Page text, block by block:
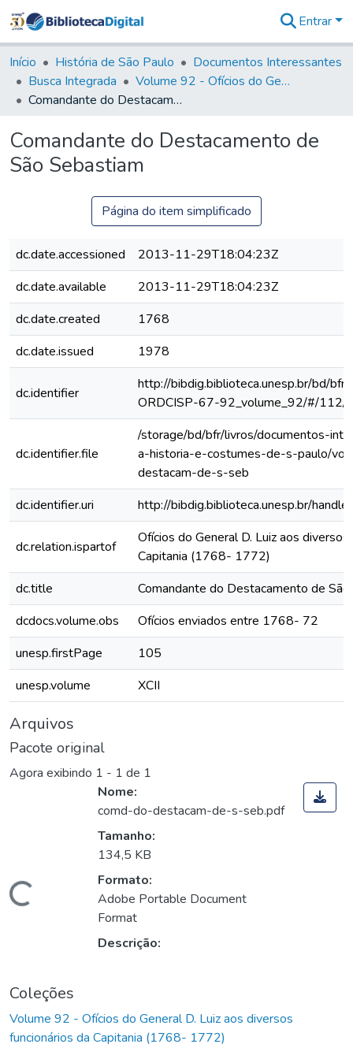
&
Coleções
Tudo na
Biblioteca
Estatísticas
Entrar
Início História de São Paulo
Documentos Interessantes
Busca Integrada
Volume 92 - Ofícios do General D. Luiz aos diversos funcionários da Capitania (1768- 1772)
Comandante do Destacamento de São Sebastiam
Comandante do Destacamento de
São Sebastiam
Página do item simplificado
dc.date.accessioned
2013-11-29T18:04:23Z
dc.date.available
2013-11-29T18:04:23Z
dc.date.created
1768
dc.date.issued
1978
dc.identifier
http://bibdig.biblioteca.unesp.br/bd/
ORDCISP-67-92_volume_92/#/112/
dc.identifier.file
/storage/bd/bfr/livros/documentos-
a-historia-e-costumes-de-s-paulo/
destacam-de-s-seb
dc.identifier.uri
http://bibdig.biblioteca.unesp.br/
dc.relation.ispartof
Ofícios do General D. Luiz aos diversos
Capitania (1768- 1772)
dc.title
Comandante do Destacamento de
dcdocs.volume.obs
Ofícios enviados entre 1768- 72
unesp.firstPage
105
unesp.volume
XCII
Arquivos
Pacote original
Agora exibindo 1 - 1 de 1
Carregando...
Nome:
comd-do-destacam-de-s-seb.pdf
Tamanho:
134,5 KB
Formato:
Adobe Portable Document
Format
Descrição:
Coleções
Volume 92 - Ofícios do General D. Luiz aos diversos
funcionários da Capitania (1768- 1772)